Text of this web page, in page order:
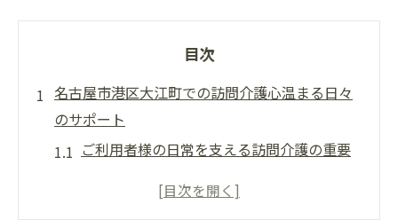
目次
名古屋市港区大江町での訪問介護心温まる日々
のサポート
ご利用者様の日常を支える訪問介護の重要
大江町での介護サービスの特徴と魅力